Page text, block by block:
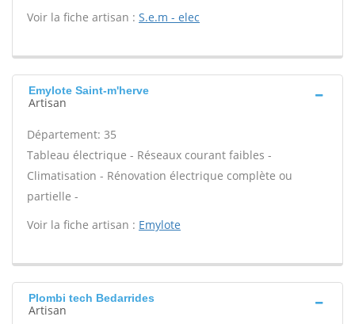
Voir la fiche artisan : S.e.m - elec
Emylote Saint-m'herve
Artisan
Département: 35
Tableau électrique - Réseaux courant faibles -
Climatisation - Rénovation électrique complète ou
partielle -
Voir la fiche artisan : Emylote
Plombi tech Bedarrides
Artisan